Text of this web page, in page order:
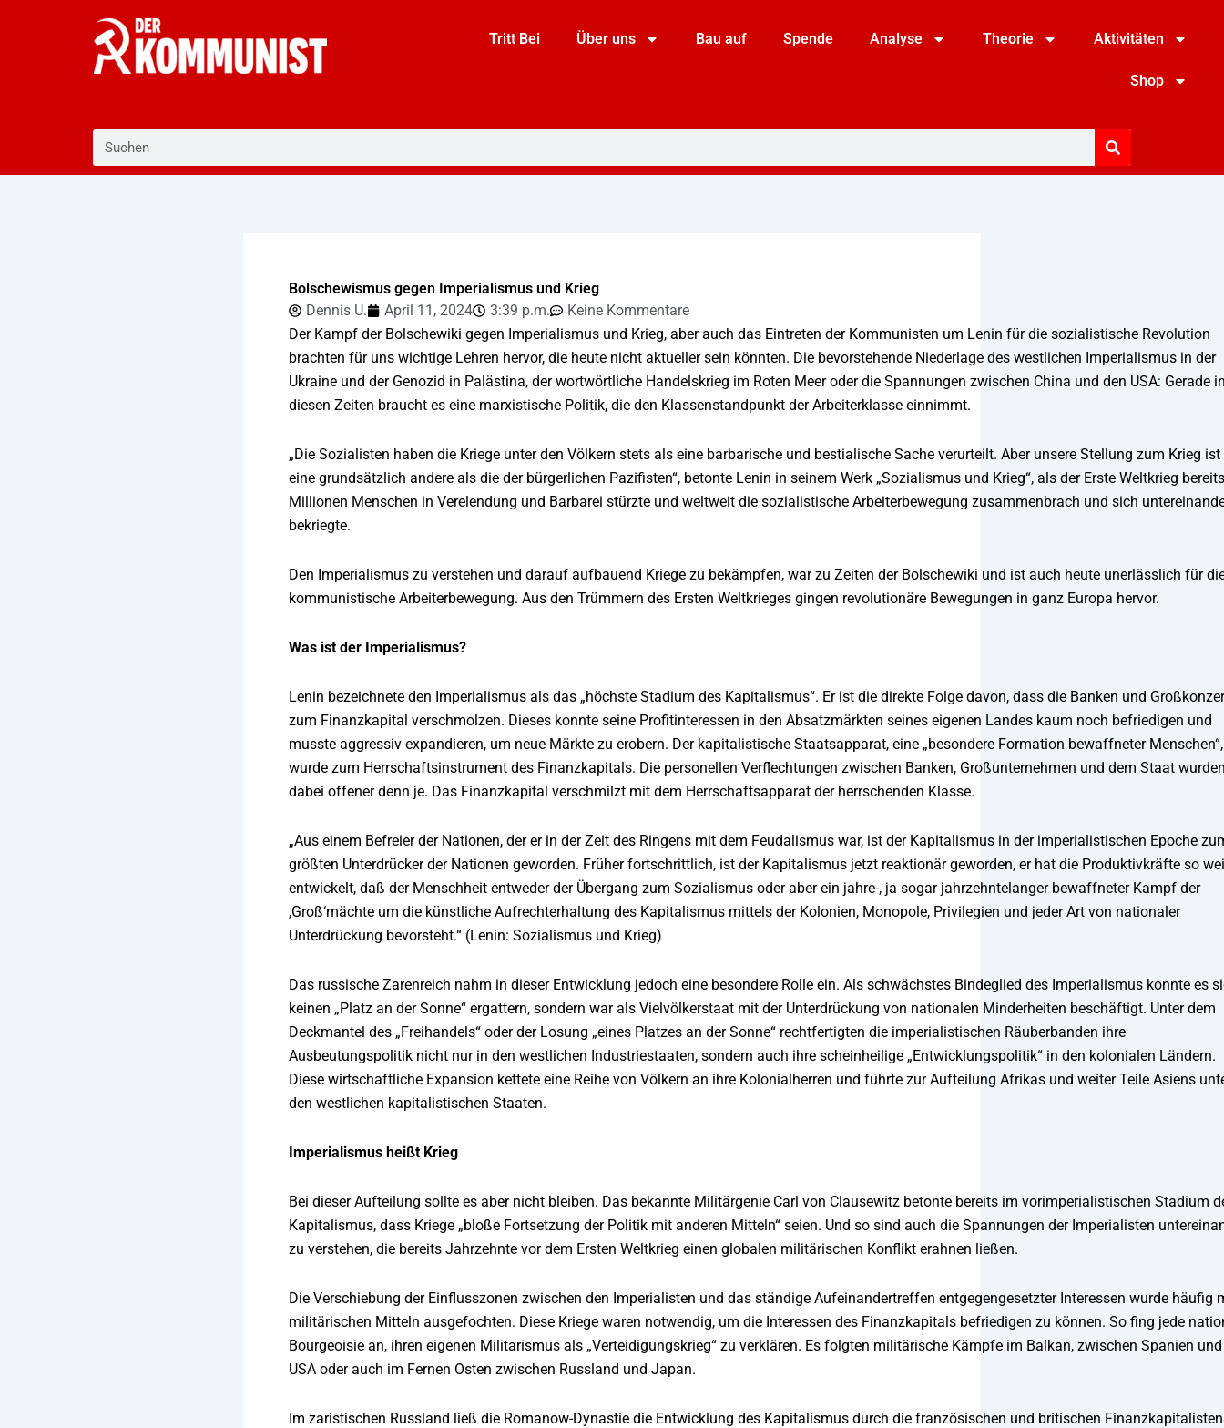
Tritt Bei Über uns Bau auf Spende Analyse Theorie Aktivitäten
Shop
Bolschewismus gegen Imperialismus und Krieg
Dennis U.
April 11, 2024 3:39 p.m.
Keine Kommentare
Der Kampf der Bolschewiki gegen Imperialismus und Krieg, aber auch das Eintreten der Kommunisten um Lenin für die sozialistische Revolution
brachten für uns wichtige Lehren hervor, die heute nicht aktueller sein könnten. Die bevorstehende Niederlage des westlichen Imperialismus in der
Ukraine und der Genozid in Palästina, der wortwörtliche Handelskrieg im Roten Meer oder die Spannungen zwischen China und den USA: Gerade
diesen Zeiten braucht es eine marxistische Politik, die den Klassenstandpunkt der Arbeiterklasse einnimmt.
„Die Sozialisten haben die Kriege unter den Völkern stets als eine barbarische und bestialische Sache verurteilt. Aber unsere Stellung zum Krieg ist
eine grundsätzlich andere als die der bürgerlichen Pazifisten“, betonte Lenin in seinem Werk „Sozialismus und Krieg“, als der Erste Weltkrieg bereits
Millionen Menschen in Verelendung und Barbarei stürzte und weltweit die sozialistische Arbeiterbewegung zusammenbrach und sich
bekriegte.
Den Imperialismus zu verstehen und darauf aufbauend Kriege zu bekämpfen, war zu Zeiten der Bolschewiki und ist auch heute unerlässlich für
kommunistische Arbeiterbewegung. Aus den Trümmern des Ersten Weltkrieges gingen revolutionäre Bewegungen in ganz Europa hervor.
Was ist der Imperialismus?
Lenin bezeichnete den Imperialismus als das „höchste Stadium des Kapitalismus“. Er ist die direkte Folge davon, dass die Banken und
zum Finanzkapital verschmolzen. Dieses konnte seine Profitinteressen in den Absatzmärkten seines eigenen Landes kaum noch befriedigen und
musste aggressiv expandieren, um neue Märkte zu erobern. Der kapitalistische Staatsapparat, eine „besondere Formation bewaffneter Menschen“,
wurde zum Herrschaftsinstrument des Finanzkapitals. Die personellen Verflechtungen zwischen Banken, Großunternehmen und dem Staat
dabei offener denn je. Das Finanzkapital verschmilzt mit dem Herrschaftsapparat der herrschenden Klasse.
„Aus einem Befreier der Nationen, der er in der Zeit des Ringens mit dem Feudalismus war, ist der Kapitalismus in der imperialistischen Epoche
größten Unterdrücker der Nationen geworden. Früher fortschrittlich, ist der Kapitalismus jetzt reaktionär geworden, er hat die Produktivkräfte so
entwickelt, daß der Menschheit entweder der Übergang zum Sozialismus oder aber ein jahre-, ja sogar jahrzehntelanger bewaffneter Kampf der
,Groß‘mächte um die künstliche Aufrechterhaltung des Kapitalismus mittels der Kolonien, Monopole, Privilegien und jeder Art von nationaler
Unterdrückung bevorsteht.“ (Lenin: Sozialismus und Krieg)
Das russische Zarenreich nahm in dieser Entwicklung jedoch eine besondere Rolle ein. Als schwächstes Bindeglied des Imperialismus konnte es
keinen „Platz an der Sonne“ ergattern, sondern war als Vielvölkerstaat mit der Unterdrückung von nationalen Minderheiten beschäftigt. Unter dem
Deckmantel des „Freihandels“ oder der Losung „eines Platzes an der Sonne“ rechtfertigten die imperialistischen Räuberbanden ihre
Ausbeutungspolitik nicht nur in den westlichen Industriestaaten, sondern auch ihre scheinheilige „Entwicklungspolitik“ in den kolonialen Ländern.
Diese wirtschaftliche Expansion kettete eine Reihe von Völkern an ihre Kolonialherren und führte zur Aufteilung Afrikas und weiter Teile Asiens
den westlichen kapitalistischen Staaten.
Imperialismus heißt Krieg
Bei dieser Aufteilung sollte es aber nicht bleiben. Das bekannte Militärgenie Carl von Clausewitz betonte bereits im vorimperialistischen Stadium
Kapitalismus, dass Kriege „bloße Fortsetzung der Politik mit anderen Mitteln“ seien. Und so sind auch die Spannungen der Imperialisten
zu verstehen, die bereits Jahrzehnte vor dem Ersten Weltkrieg einen globalen militärischen Konflikt erahnen ließen.
Die Verschiebung der Einflusszonen zwischen den Imperialisten und das ständige Aufeinandertreffen entgegengesetzter Interessen wurde häufig
militärischen Mitteln ausgefochten. Diese Kriege waren notwendig, um die Interessen des Finanzkapitals befriedigen zu können. So fing jede
Bourgeoisie an, ihren eigenen Militarismus als „Verteidigungskrieg“ zu verklären. Es folgten militärische Kämpfe im Balkan, zwischen Spanien
USA oder auch im Fernen Osten zwischen Russland und Japan.
Im zaristischen Russland ließ die Romanow-Dynastie die Entwicklung des Kapitalismus durch die französischen und britischen